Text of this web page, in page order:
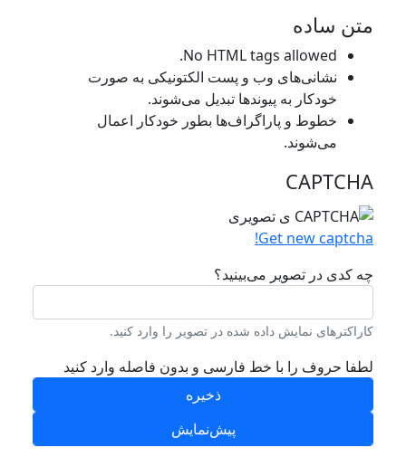
متن ساده
No HTML tags allowed.
نشانی‌های وب و پست الکتونیکی به صورت
خودکار به پیوند‌ها تبدیل می‌شوند.
خطوط و پاراگراف‌ها بطور خودکار اعمال
می‌شوند.
CAPTCHA
Get new captcha!
چه کدی در تصویر می‌بینید؟
کاراکترهای نمایش داده شده در تصویر را وارد کنید.
لطفا حروف را با خط فارسی و بدون فاصله وارد کنید